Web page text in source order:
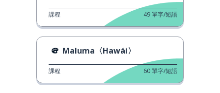
課程 49單字/短語
Maluma〈Hawái〉
課程 60單字/短語